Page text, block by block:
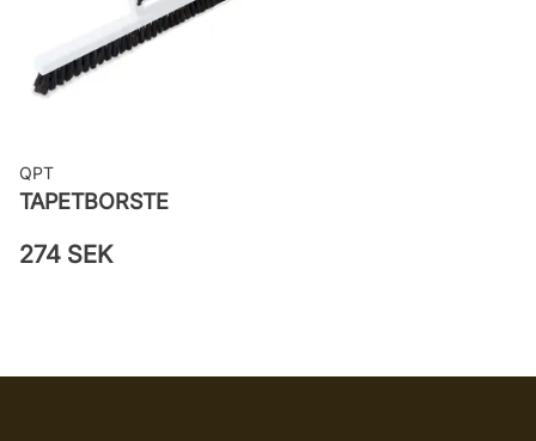
Leverantörens artikelnummer: 3265
QPT
TAPETBORSTE
274 SEK